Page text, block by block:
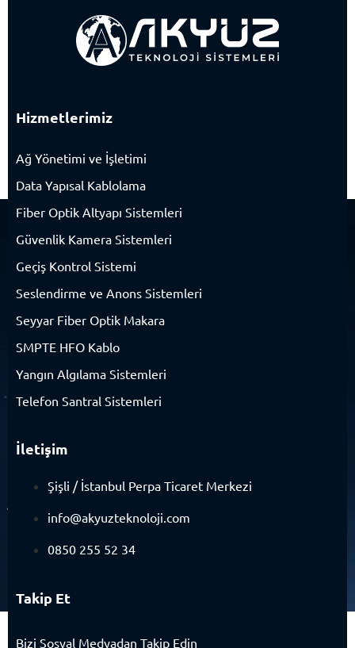
Hizmetlerimiz
Ağ Yönetimi ve İşletimi
Data Yapısal Kablolama
Fiber Optik Altyapı Sistemleri
Güvenlik Kamera Sistemleri
Geçiş Kontrol Sistemi
Seslendirme ve Anons Sistemleri
Seyyar Fiber Optik Makara
SMPTE HFO Kablo
Yangın Algılama Sistemleri
Telefon Santral Sistemleri
İletişim
Şişli / İstanbul Perpa Ticaret Merkezi
info@akyuzteknoloji.com
0850 255 52 34
Takip Et
Bizi Sosyal Medyadan Takip Edin